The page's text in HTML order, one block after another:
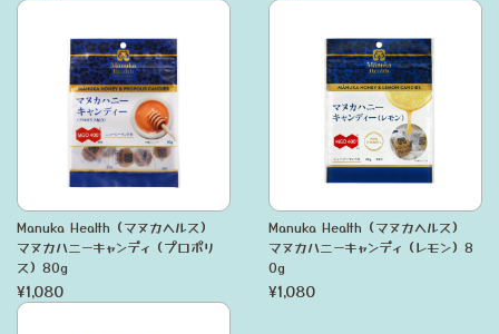
Manuka Health（マヌカヘルス）
マヌカハニーキャンディ（プロポリ
ス）80g
¥1,080
Manuka Health（マヌカヘルス）
マヌカハニーキャンディ（レモン）8
0g
¥1,080